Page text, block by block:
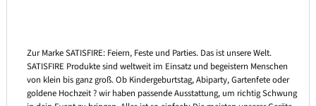
Zur Marke SATISFIRE: Feiern, Feste und Parties. Das ist unsere Welt.
SATISFIRE Produkte sind weltweit im Einsatz und begeistern Menschen
von klein bis ganz groß. Ob Kindergeburtstag, Abiparty, Gartenfete oder
goldene Hochzeit ? wir haben passende Ausstattung, um richtig Schwung